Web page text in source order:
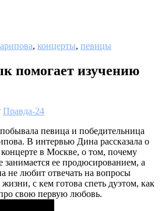
, концерты, певицы
помогает изучению
Правда-24
певица и победительница
В интервью Дина рассказала о
в Москве, о том, почему
занимается ее продюсированием, а
не любит отвечать на вопросы
с кем готова спеть дуэтом, как
свою первую любовь.